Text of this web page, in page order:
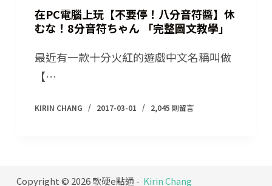
在PC電腦上玩【不要停！八分音符醬】休
むな！8分音符ちゃん 「完整圖文教學」
最近有一款十分火紅的遊戲中文名稱叫做
【…
KIRIN CHANG 2017-03-01 2,045 則留言
Copyright © 2026 軟硬e點通 - Kirin Chang